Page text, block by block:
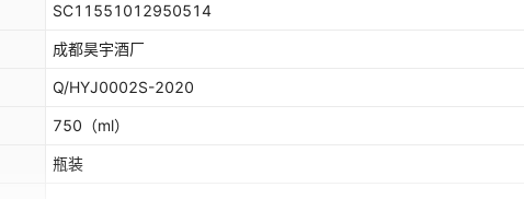
SC11551012950514
成都昊宇酒厂
Q/HYJ0002S-2020
750 （ml）
瓶装